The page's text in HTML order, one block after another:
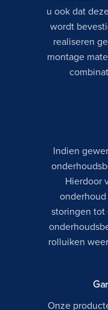
u ook dat
wordt
realiseren
montage
Indien
Hierdoor
storingen tot
rolluiken
Onze